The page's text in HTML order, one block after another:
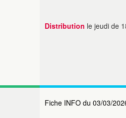
Distribution le jeudi de
Fiche INFO du 03/03/